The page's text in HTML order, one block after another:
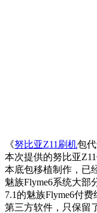
《努比亚Z11刷机包
本次提供的努比亚
本底包移植制作，已
魅族Flyme6系统大部
7.1的魅族Flyme6付
第三方软件，只保留